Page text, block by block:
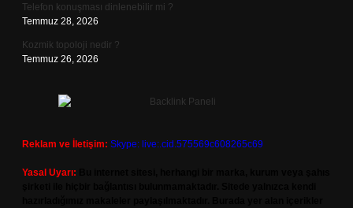
Telefon konuşması dinlenebilir mi ?
Temmuz 28, 2026
Kozmik topoloji nedir ?
Temmuz 26, 2026
Reklam ve İletişim: Skype: live:.cid.575569c608265c69
Yasal Uyarı: